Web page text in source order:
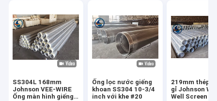
SS304L 168mm
Johnson VEE-WIRE
Ống màn hình giếng
Ống lọc nước giếng
khoan SS304 10-3/4
inch với khe #20
219mm thép
gỉ Johnson
Well Screen